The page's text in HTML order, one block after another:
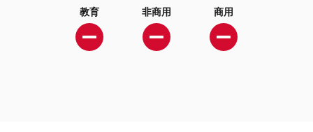
教育 非商用 商用